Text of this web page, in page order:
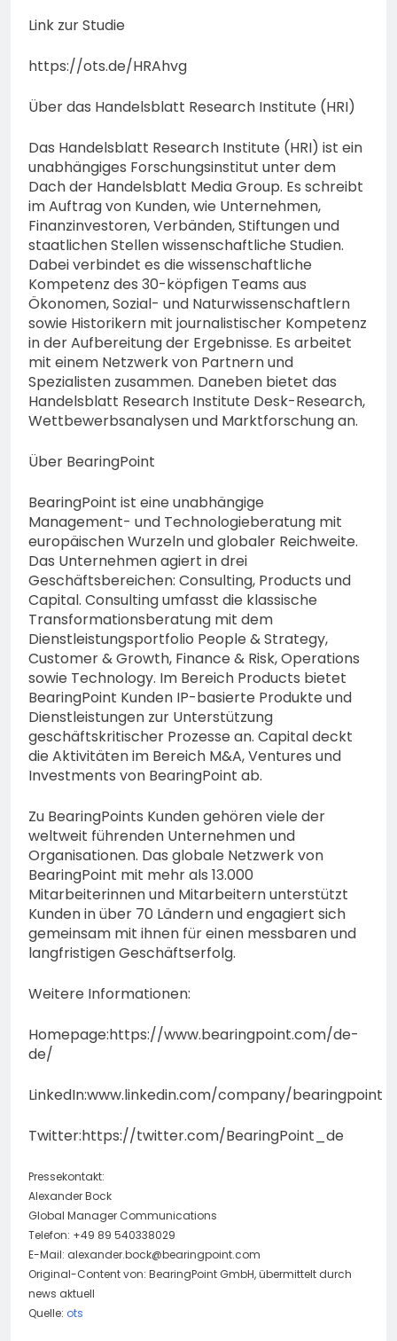
Link zur Studie
https://ots.de/HRAhvg
Über das Handelsblatt Research Institute (HRI)
Das Handelsblatt Research Institute (HRI) ist ein
unabhängiges Forschungsinstitut unter dem
Dach der Handelsblatt Media Group. Es schreibt
im Auftrag von Kunden, wie Unternehmen,
Finanzinvestoren, Verbänden, Stiftungen und
staatlichen Stellen wissenschaftliche Studien.
Dabei verbindet es die wissenschaftliche
Kompetenz des 30-köpfigen Teams aus
Ökonomen, Sozial- und Naturwissenschaftlern
sowie Historikern mit journalistischer Kompetenz
in der Aufbereitung der Ergebnisse. Es arbeitet
mit einem Netzwerk von Partnern und
Spezialisten zusammen. Daneben bietet das
Handelsblatt Research Institute Desk-Research,
Wettbewerbsanalysen und Marktforschung an.
Über BearingPoint
BearingPoint ist eine unabhängige
Management- und Technologieberatung mit
europäischen Wurzeln und globaler Reichweite.
Das Unternehmen agiert in drei
Geschäftsbereichen: Consulting, Products und
Capital. Consulting umfasst die klassische
Transformationsberatung mit dem
Dienstleistungsportfolio People & Strategy,
Customer & Growth, Finance & Risk, Operations
sowie Technology. Im Bereich Products bietet
BearingPoint Kunden IP-basierte Produkte und
Dienstleistungen zur Unterstützung
geschäftskritischer Prozesse an. Capital deckt
die Aktivitäten im Bereich M&A, Ventures und
Investments von BearingPoint ab.
Zu BearingPoints Kunden gehören viele der
weltweit führenden Unternehmen und
Organisationen. Das globale Netzwerk von
BearingPoint mit mehr als 13.000
Mitarbeiterinnen und Mitarbeitern unterstützt
Kunden in über 70 Ländern und engagiert sich
gemeinsam mit ihnen für einen messbaren und
langfristigen Geschäftserfolg.
Weitere Informationen:
Homepage:https://www.bearingpoint.com/de-
de/
LinkedIn:www.linkedin.com/company/bearingpoint
Twitter:https://twitter.com/BearingPoint_de
Pressekontakt:
Alexander Bock
Global Manager Communications
Telefon: +49 89 540338029
E-Mail: alexander.bock@bearingpoint.com
Original-Content von: BearingPoint GmbH, übermittelt durch
news aktuell
Quelle: ots